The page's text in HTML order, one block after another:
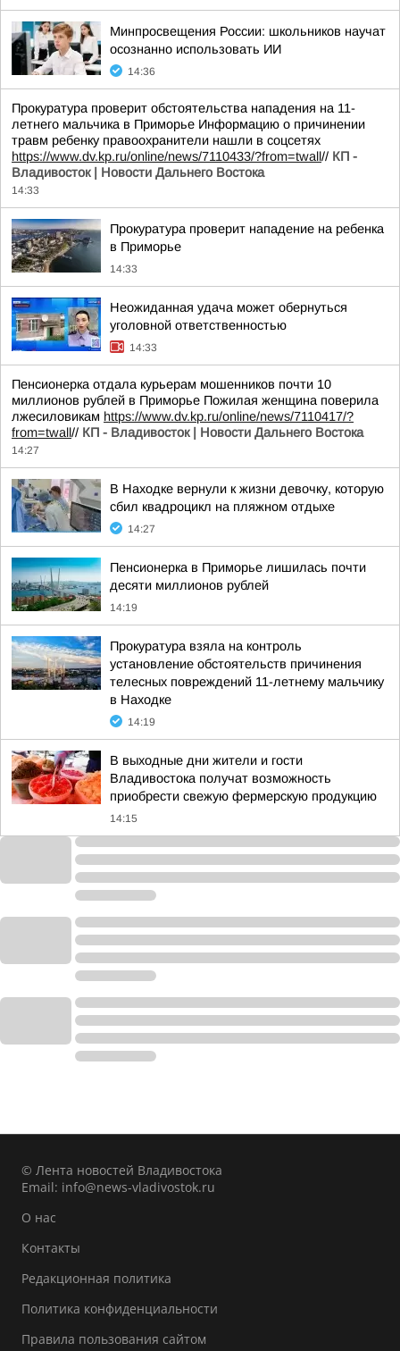
Минпросвещения России: школьников научат
осознанно использовать ИИ
14:36
Прокуратура проверит обстоятельства нападения на 11-
летнего мальчика в Приморье Информацию о причинении
травм ребенку правоохранители нашли в соцсетях
https://www.dv.kp.ru/online/news/7110433/?from=twall// КП -
Владивосток | Новости Дальнего Востока
14:33
Прокуратура проверит нападение на ребенка
в Приморье
14:33
Неожиданная удача может обернуться
уголовной ответственностью
14:33
Пенсионерка отдала курьерам мошенников почти 10
миллионов рублей в Приморье Пожилая женщина поверила
лжесиловикам https://www.dv.kp.ru/online/news/7110417/?
from=twall// КП - Владивосток | Новости Дальнего Востока
14:27
В Находке вернули к жизни девочку, которую
сбил квадроцикл на пляжном отдыхе
14:27
Пенсионерка в Приморье лишилась почти
десяти миллионов рублей
14:19
Прокуратура взяла на контроль
установление обстоятельств причинения
телесных повреждений 11-летнему мальчику
в Находке
14:19
В выходные дни жители и гости
Владивостока получат возможность
приобрести свежую фермерскую продукцию
14:15
© Лента новостей Владивостока
Email: info@news-vladivostok.ru
О нас
Контакты
Редакционная политика
Политика конфиденциальности
Правила пользования сайтом